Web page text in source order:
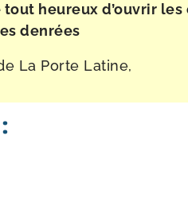
heu­reux d’ou­vrir
denrées
La Porte Latine,